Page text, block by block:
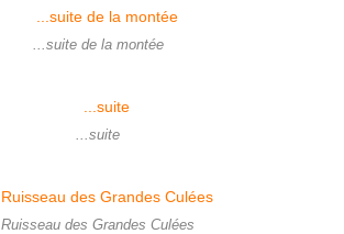
...suite de la montée
...suite
Ruisseau des Grandes Culées